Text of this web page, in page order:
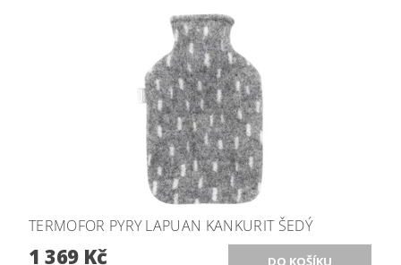
TERMOFOR PYRY LAPUAN KANKURIT ŠEDÝ
1 369 Kč